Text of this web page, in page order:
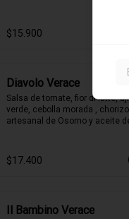
$15.900
Diavolo Verace
Salsa de tomate, fior di latte, ají
verde, cebolla morada , chorizo
artesanal de Osorno y aceite
$17.400
Il Bambino Verace